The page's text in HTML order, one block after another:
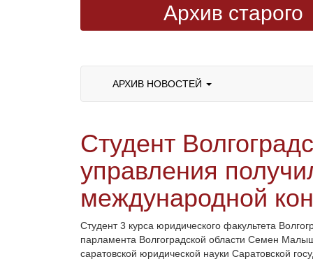
Архив старого
АРХИВ НОВОСТЕЙ
Студент
управления
международной
Студент 3 курса юридического факультета
парламента Волгоградской области Семен
саратовской юридической науки Саратовской